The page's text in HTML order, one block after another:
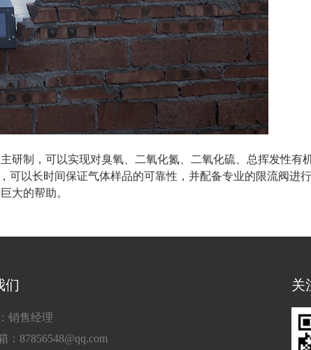
研制，可以实现对臭氧、二氧化氮、二氧化硫、总挥发性有
以长时间保证气体样品的可靠性，并配备专业的限流阀进行
大的帮助。
们
销售经理
：87856548@qq.com
关